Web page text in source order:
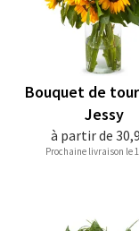
à partir de
Bouquet de
Jessy
Prochaine livraison le